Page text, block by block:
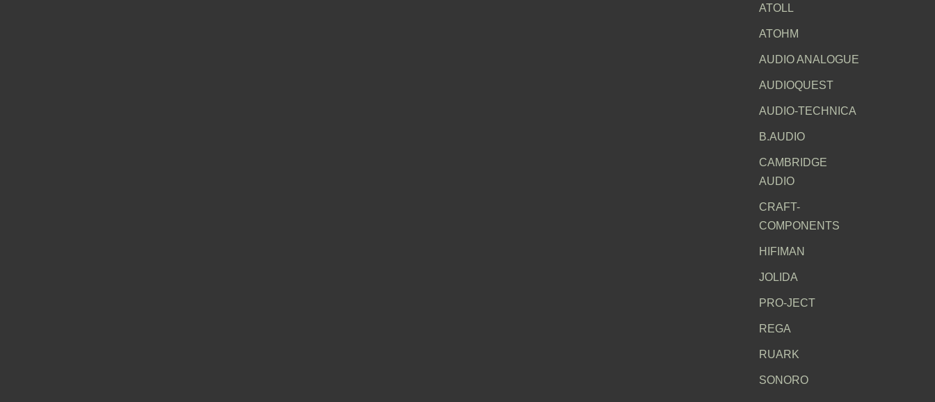
ATOLL
ATOHM
AUDIO ANALOGUE
AUDIOQUEST
AUDIO-TECHNICA
B.AUDIO
CAMBRIDGE
AUDIO
CRAFT-
COMPONENTS
HIFIMAN
JOLIDA
PRO-JECT
REGA
RUARK
SONORO